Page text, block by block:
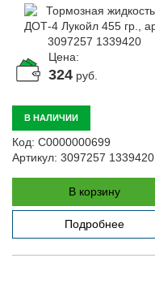
Цена:
324 руб.
В НАЛИЧИИ
Код: С0000000699
Артикул: 3097257 1339420
В корзину
Подробнее